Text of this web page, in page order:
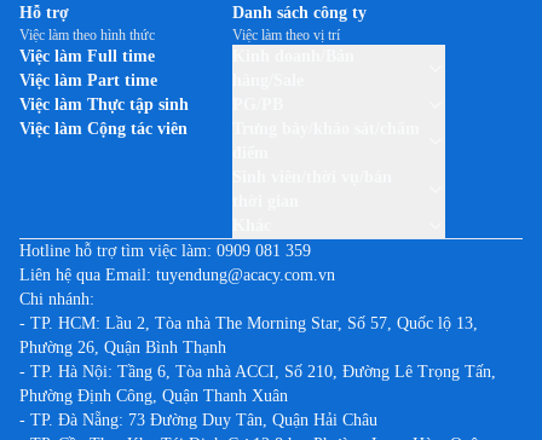
Hỗ trợ
Danh sách công ty
Việc làm theo hình thức
Việc làm Full time
Việc làm Part time
Việc làm Thực tập sinh
Việc làm Cộng tác viên
Việc làm theo vị trí
Hotline hỗ trợ tìm việc làm: 0909 081 359
Liên hệ qua Email: tuyendung@acacy.com.vn
Chi nhánh:
- TP. HCM: Lầu 2, Tòa nhà The Morning Star, Số 57, Quốc lộ 13,
Phường 26, Quận Bình Thạnh
- TP. Hà Nội: Tầng 6, Tòa nhà ACCI, Số 210, Đường Lê Trọng Tấn,
Phường Định Công, Quận Thanh Xuân
- TP. Đà Nẵng: 73 Đường Duy Tân, Quận Hải Châu